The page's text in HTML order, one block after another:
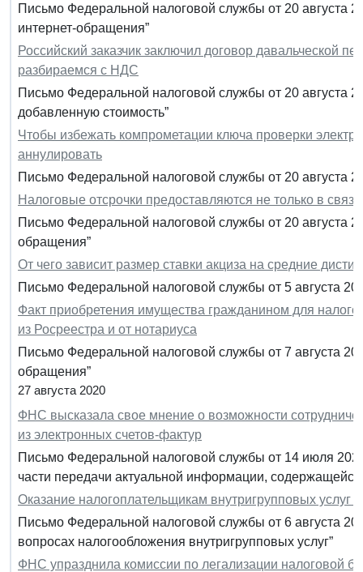
Письмо Федеральной налоговой службы от 20 августа
интернет-обращения”
Российский заказчик заключил договор давальческой
разбираемся с НДС
Письмо Федеральной налоговой службы от 20 августа
добавленную стоимость”
Чтобы избежать компрометации ключа проверки
аннулировать
Письмо Федеральной налоговой службы от 20 августа
Налоговые отсрочки предоставляются не только в
Письмо Федеральной налоговой службы от 20 августа
обращения”
От чего зависит размер ставки акциза на средние
Письмо Федеральной налоговой службы от 5 августа
Факт приобретения имущества гражданином для
из Росреестра и от нотариуса
Письмо Федеральной налоговой службы от 7 августа
обращения”
27 августа 2020
ФНС высказала свое мнение о возможности
из электронных счетов-фактур
Письмо Федеральной налоговой службы от 14 июля
части передачи актуальной информации,
Оказание налогоплательщикам внутригрупповых
Письмо Федеральной налоговой службы от 6 августа
вопросах налогообложения внутригрупповых услуг”
ФНС упразднила комиссии по легализации налоговой